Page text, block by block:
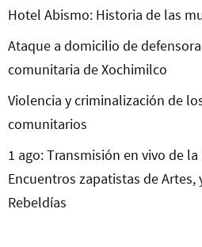
Hotel Abismo: Historia de las
Ataque a domicilio de
comunitaria de Xochimilco
Violencia y criminalización de
comunitarios
1 ago: Transmisión en vivo de
Encuentros zapatistas de Artes,
Rebeldías